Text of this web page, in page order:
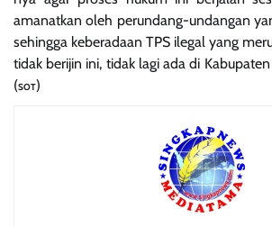
amanatkan oleh perundang-undangan
sehingga keberadaan TPS ilegal yang
tidak berijin ini, tidak lagi ada di Kabupaten
(SOT)